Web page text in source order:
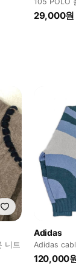
반팔 카라티
29,000원
니트
Adidas
Adidas
120,000